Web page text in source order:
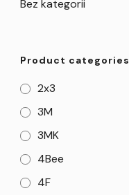
Bez kategorii
Product categories
2x3
3M
3MK
4Bee
4F